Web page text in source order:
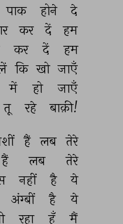
पाक होने
दे
कर दें
हम
कर दें
हम
कि खो जाएँ
में हो
जाएँ
तू रहे बाक़ी!
हैं लब तेरे
हैं लब
तेरे
नहीं है
ये
अंग्बीं है
ये
रहा हूँ
मैं